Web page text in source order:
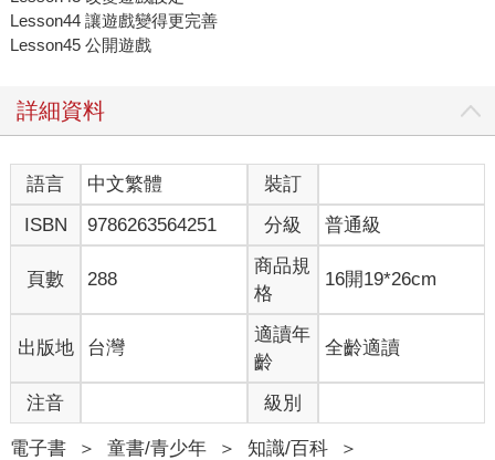
Lesson44 讓遊戲變得更完善
Lesson45 公開遊戲
詳細資料
語言 中文繁體
裝訂
ISBN
9786263564251 分級 普通級
頁數 288
商品規
格
16開19*26cm
出版地 台灣
適讀年
齡
全齡適讀
注音 級別
電子書 ＞ 童書/青少年 ＞ 知識/百科
＞